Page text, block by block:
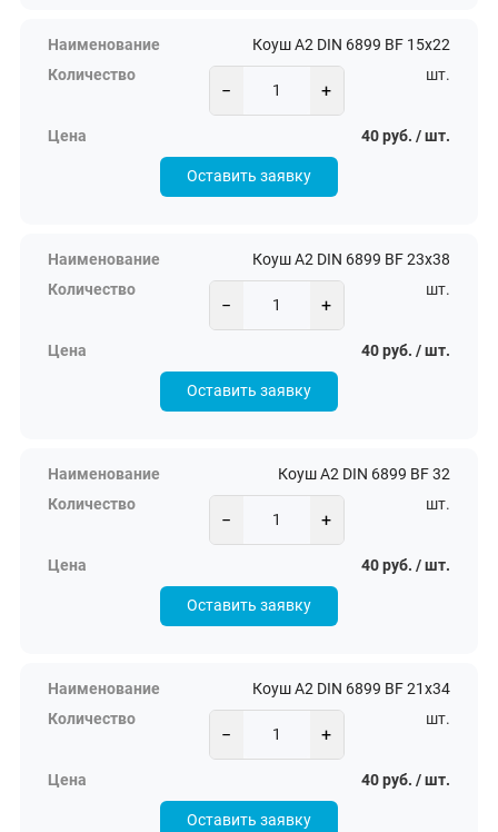
Коуш А2 DIN 6899 BF 15х22
− +
шт.
40 руб. / шт.
Оставить заявку
Коуш А2 DIN 6899 BF 23х38
− +
шт.
40 руб. / шт.
Оставить заявку
Коуш А2 DIN 6899 BF 32
− +
шт.
40 руб. / шт.
Оставить заявку
Коуш А2 DIN 6899 BF 21х34
− +
шт.
40 руб. / шт.
Оставить заявку